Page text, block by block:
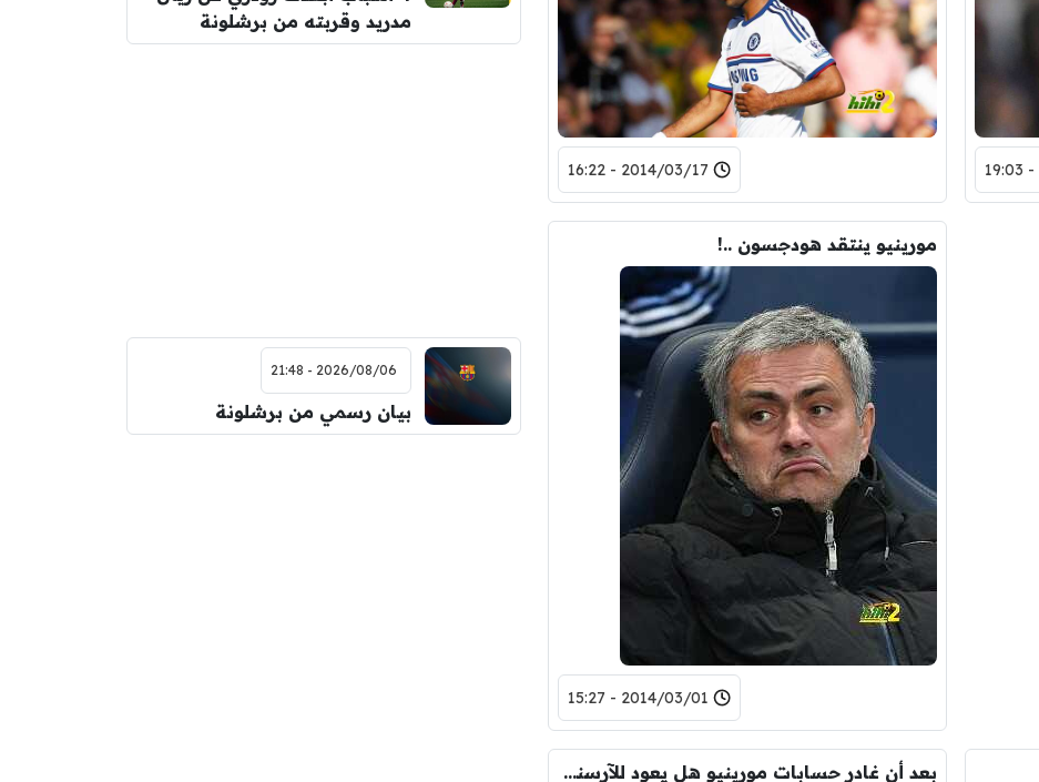
2014/03/17 - 16:22
مورينيو ينتقد هودجسون ..!
2014/03/01 - 15:27
بعد أن غادر حسابات مورينيو هل يعود للآرسنال ؟
مدريد وقربته من برشلونة
2026/08/06 - 21:48
بيان رسمي من برشلونة